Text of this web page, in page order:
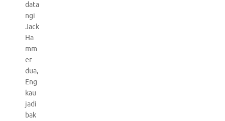
data
ngi
Jack
Ha
mm
er
dua,
Eng
kau
jadi
bak